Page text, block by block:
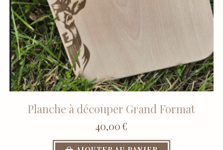
Planche à découper Grand Format
40,00€